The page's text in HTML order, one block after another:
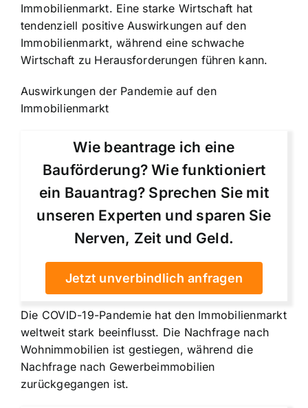
Immobilienmarkt. Eine starke Wirtschaft hat
tendenziell positive Auswirkungen auf den
Immobilienmarkt, während eine schwache
Wirtschaft zu Herausforderungen führen kann.
Auswirkungen der Pandemie auf den
Immobilienmarkt
Wie beantrage ich eine
Bauförderung? Wie funktioniert
ein Bauantrag? Sprechen Sie mit
unseren Experten und sparen Sie
Nerven, Zeit und Geld.
Jetzt unverbindlich anfragen
Die COVID-19-Pandemie hat den Immobilienmarkt
weltweit stark beeinflusst. Die Nachfrage nach
Wohnimmobilien ist gestiegen, während die
Nachfrage nach Gewerbeimmobilien
zurückgegangen ist.